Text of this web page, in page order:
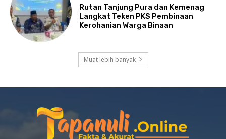
Rutan Tanjung Pura dan Kemenag
Langkat Teken PKS Pembinaan
Kerohanian Warga Binaan
Muat lebih banyak